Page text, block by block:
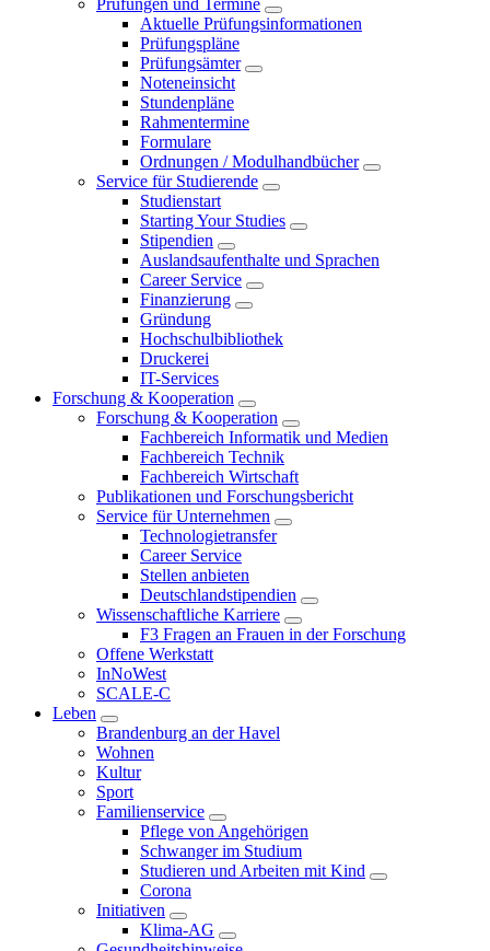
Prüfungen und Termine
Aktuelle Prüfungsinformationen
Prüfungspläne
Prüfungsämter
Noteneinsicht
Stundenpläne
Rahmentermine
Formulare
Ordnungen / Modulhandbücher
Service für Studierende
Studienstart
Starting Your Studies
Stipendien
Auslandsaufenthalte und Sprachen
Career Service
Finanzierung
Gründung
Hochschulbibliothek
Druckerei
IT-Services
Forschung & Kooperation
Forschung & Kooperation
Fachbereich Informatik und Medien
Fachbereich Technik
Fachbereich Wirtschaft
Publikationen und Forschungsbericht
Service für Unternehmen
Technologietransfer
Career Service
Stellen anbieten
Deutschlandstipendien
Wissenschaftliche Karriere
F3 Fragen an Frauen in der Forschung
Offene Werkstatt
InNoWest
SCALE-C
Leben
Brandenburg an der Havel
Wohnen
Kultur
Sport
Familienservice
Pflege von Angehörigen
Schwanger im Studium
Studieren und Arbeiten mit Kind
Corona
Initiativen
Klima-AG